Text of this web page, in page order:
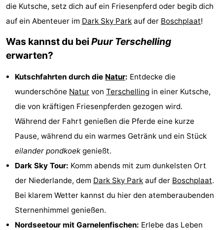
Terschelling
Strandappartementen
West
-
Tjermelân
Campingplätze
De
Riesen
Elements
Schuttersbos
Tjermelân
Hotels
Zimmer
(mit
Lastminutes
die Kutsche, setz dich auf ein Friesenpferd oder begib dich
auf ein Abenteuer im Dark Sky Park auf der Boschplaat!
Was kannst du bei Puur Terschelling
erwarten?
Kutschfahrten durch die Natur: Entdecke die
wunderschöne Natur von Terschelling in einer Kutsche,
die von kräftigen Friesenpferden gezogen wird.
Während der Fahrt genießen die Pferde eine kurze
Pause, während du ein warmes Getränk und ein Stück
eilander pondkoek genießt.
Dark Sky Tour: Komm abends mit zum dunkelsten Ort
der Niederlande, dem Dark Sky Park auf der Boschplaat.
Bei klarem Wetter kannst du hier den atemberaubenden
Sternenhimmel genießen.
Nordseetour mit Garnelenfischen: Erlebe das Leben